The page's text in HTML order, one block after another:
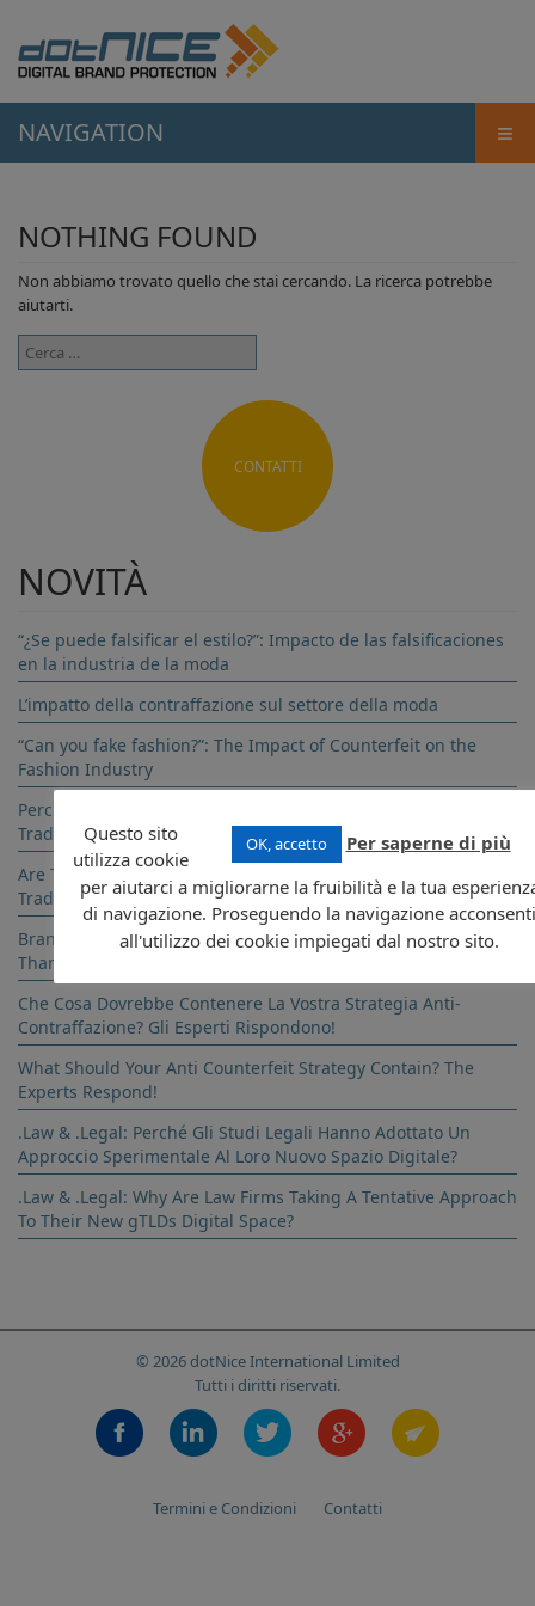
NAVIGATION ≡
NOTHING FOUND
Non abbiamo trovato quello che stai cercando. La ricerca potrebbe
aiutarti.
Ricerca
CONTATTI
NOVITÀ
“¿Se puede falsificar el estilo?”: Impacto de las falsificaciones
en la industria de la moda
L’impatto della contraffazione sul settore della moda
“Can you fake fashion?”: The Impact of Counterfeit on the
Fashion Industry
Perchè Le Banche Si Stanno Allontanando Dai gTLDs
Tradizionali?
Are The New gTLDs Performing Better In Search Than The
Traditional Ones? So It Seems!
Brand Protection In The Pharma Industry: Prevention Is Better
Than Cure
Che Cosa Dovrebbe Contenere La Vostra Strategia Anti-
Contraffazione? Gli Esperti Rispondono!
What Should Your Anti Counterfeit Strategy Contain? The
Experts Respond!
.Law & .Legal: Perché Gli Studi Legali Hanno Adottato Un
Approccio Sperimentale Al Loro Nuovo Spazio Digitale?
.Law & .Legal: Why Are Law Firms Taking A Tentative Approach
To Their New gTLDs Digital Space?
© 2026 dotNice International Limited
Tutti i diritti riservati.
Termini e Condizioni Contatti
OK, accetto Per saperne di più
Questo sito
utilizza cookie
per aiutarci a migliorarne la fruibilità e la tua
di navigazione. Proseguendo la navigazione acconsenti
all'utilizzo dei cookie impiegati dal nostro sito.